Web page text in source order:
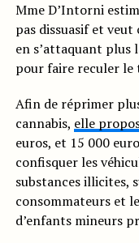
Mme D’Intorni
pas dissuasif et
en s’attaquant plus
pour faire reculer le
Afin de réprimer
cannabis, elle
euros, et 15 000
confisquer les
substances illicites,
consommateurs et
d’enfants mineurs